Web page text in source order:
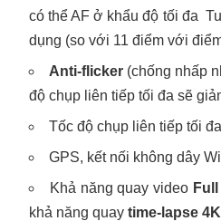
có thể AF ở khẩu độ tối đa
dụng (so với 11 điểm với
Anti-flicker (chống nhấp
độ chụp liên tiếp tối đa sẽ
Tốc độ chụp liên tiếp tối
GPS, kết nối không dây
Khả năng quay video
khả năng quay time-lapse 4K